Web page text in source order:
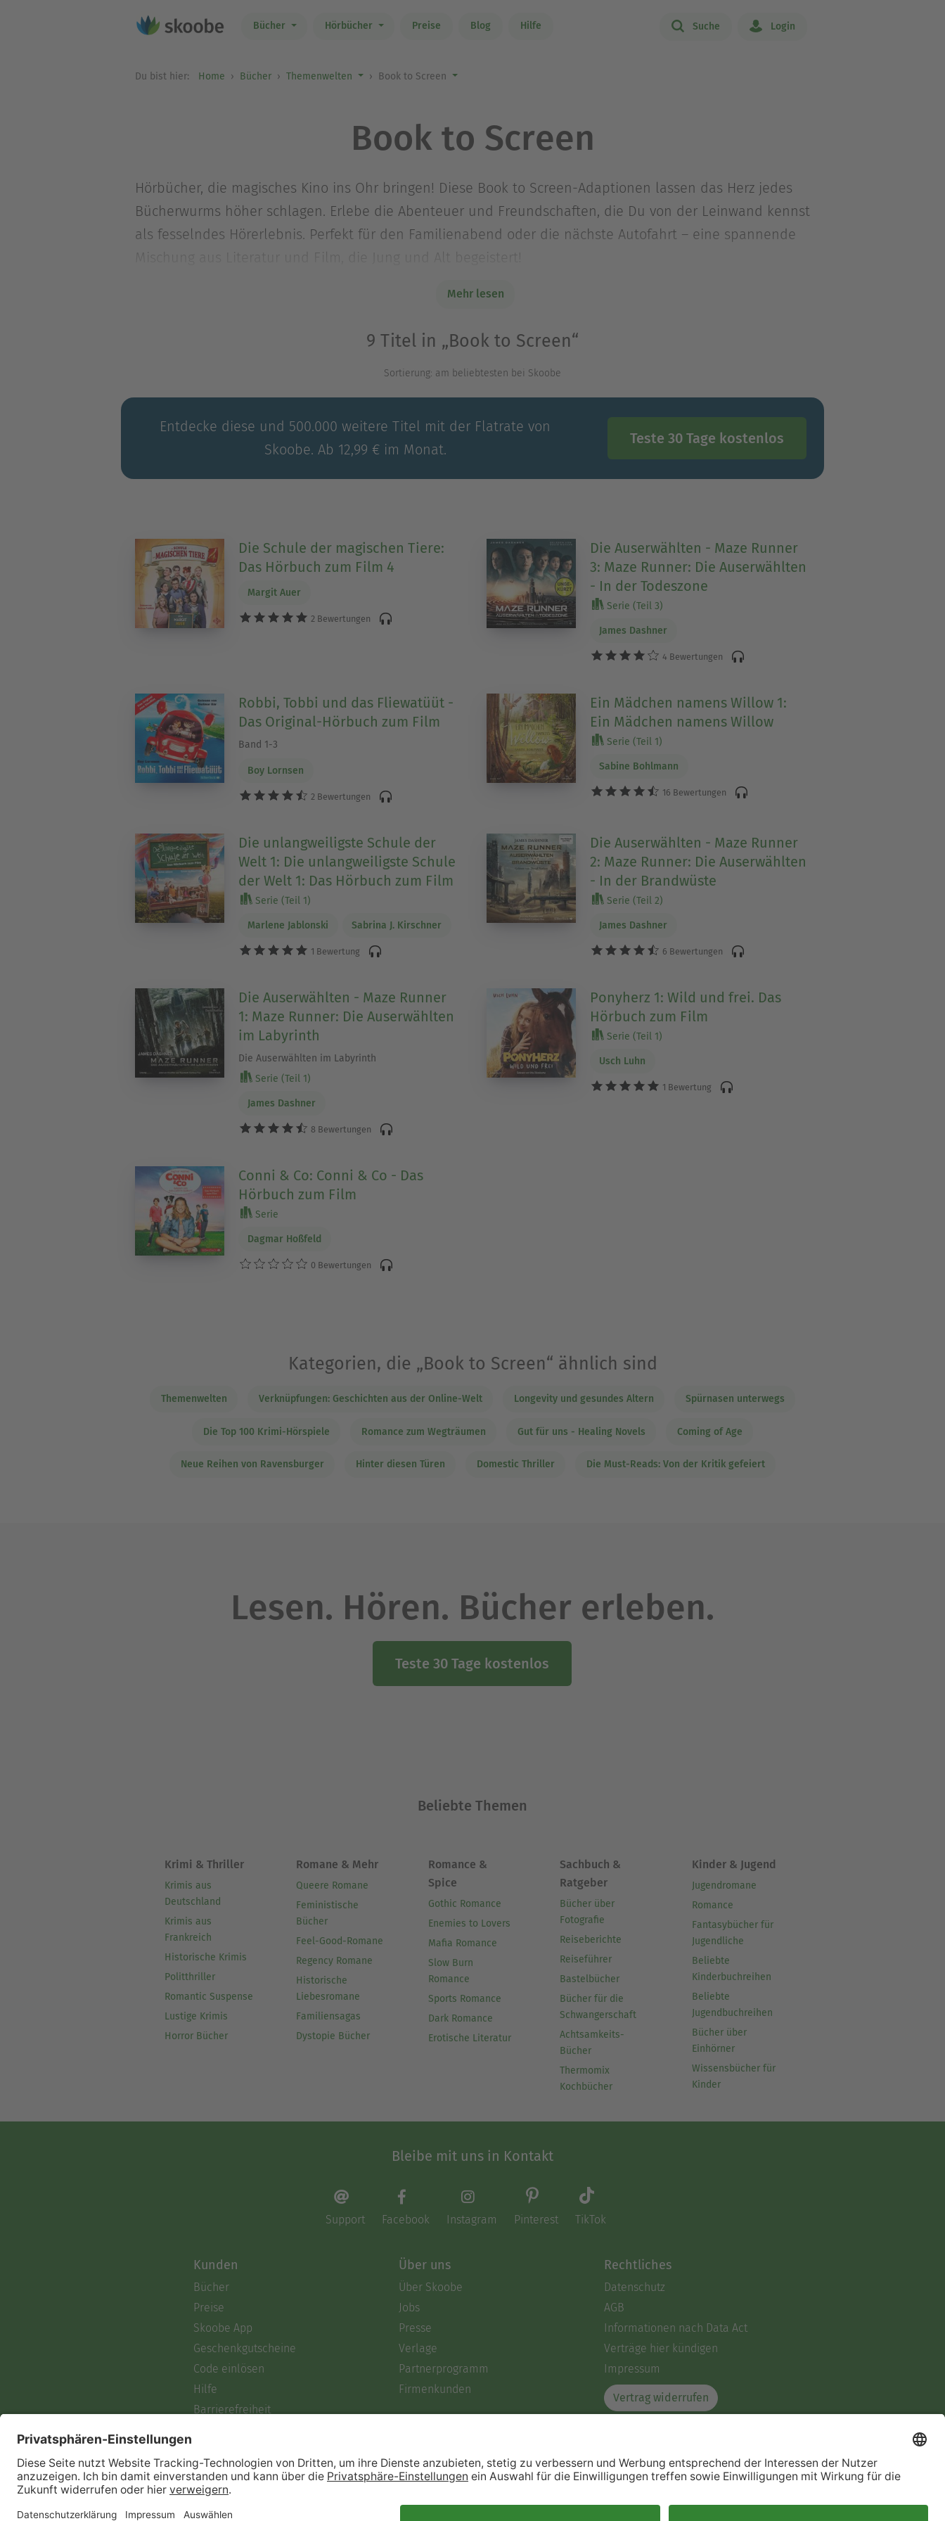
Bücher Hörbücher Preise Blog Hilfe Suche Login
Du bist hier: Home Bücher Themenwelten Book to Screen
Book to Screen
Hörbücher, die magisches Kino ins Ohr bringen! Diese Book to Screen-Adaptionen lassen das Herz jedes
Bücherwurms höher schlagen. Erlebe die Abenteuer und Freundschaften, die Du von der Leinwand kennst
als fesselndes Hörerlebnis. Perfekt für den Familienabend oder die nächste Autofahrt – eine spannende
Mischung aus Literatur und Film, die Jung und Alt begeistert!
Mehr lesen
Ausblenden
9 Titel in „Book to Screen“
Sortierung: am beliebtesten bei Skoobe
Entdecke diese und 500.000 weitere Titel mit der Flatrate von
Skoobe. Ab 12,99 € im Monat.
Teste 30 Tage kostenlos
Die Schule der magischen Tiere:
Das Hörbuch zum Film 4
Margit Auer
2 Bewertungen
Die Auserwählten - Maze Runner
3: Maze Runner: Die Auserwählten
- In der Todeszone
Serie (Teil 3)
James Dashner
4 Bewertungen
Robbi, Tobbi und das Fliewatüüt -
Das Original-Hörbuch zum Film
Band 1-3
Boy Lornsen
2 Bewertungen
Ein Mädchen namens Willow 1:
Ein Mädchen namens Willow
Serie (Teil 1)
Sabine Bohlmann
16 Bewertungen
Die unlangweiligste Schule der
Welt 1: Die unlangweiligste Schule
der Welt 1: Das Hörbuch zum Film
Serie (Teil 1)
Marlene Jablonski Sabrina J. Kirschner
1 Bewertung
Die Auserwählten - Maze Runner
2: Maze Runner: Die Auserwählten
- In der Brandwüste
Serie (Teil 2)
James Dashner
6 Bewertungen
Die Auserwählten - Maze Runner
1: Maze Runner: Die Auserwählten
im Labyrinth
Die Auserwählten im Labyrinth
Serie (Teil 1)
James Dashner
8 Bewertungen
Ponyherz 1: Wild und frei. Das
Hörbuch zum Film
Serie (Teil 1)
Usch Luhn
1 Bewertung
Conni & Co: Conni & Co - Das
Hörbuch zum Film
Serie
Dagmar Hoßfeld
0 Bewertungen
Kategorien, die „Book to Screen“ ähnlich sind
Themenwelten Verknüpfungen: Geschichten aus der Online-Welt Longevity und gesundes Altern Spürnasen unterwegs
Die Top 100 Krimi-Hörspiele Romance zum Wegträumen Gut für uns - Healing Novels Coming of Age
Neue Reihen von Ravensburger Hinter diesen Türen Domestic Thriller Die Must-Reads: Von der Kritik gefeiert
Lesen. Hören. Bücher erleben.
Teste 30 Tage kostenlos
Beliebte Themen
Krimi & Thriller
Krimis aus
Deutschland
Krimis aus
Frankreich
Historische Krimis
Politthriller
Romantic Suspense
Lustige Krimis
Horror Bücher
Romane & Mehr
Queere Romane
Feministische
Bücher
Feel-Good-Romane
Regency Romane
Historische
Liebesromane
Familiensagas
Dystopie Bücher
Romance &
Spice
Gothic Romance
Enemies to Lovers
Mafia Romance
Slow Burn
Romance
Sports Romance
Dark Romance
Erotische Literatur
Sachbuch &
Ratgeber
Bücher über
Fotografie
Reiseberichte
Reiseführer
Bastelbücher
Bücher für die
Schwangerschaft
Achtsamkeits-
Bücher
Thermomix
Kochbücher
Kinder & Jugend
Jugendromane
Romance
Fantasybücher für
Jugendliche
Beliebte
Kinderbuchreihen
Beliebte
Jugendbuchreihen
Bücher über
Einhörner
Wissensbücher für
Kinder
Bleibe mit uns in Kontakt
Support Facebook Instagram Pinterest TikTok
Kunden
Bücher
Preise
Skoobe App
Geschenkgutscheine
Code einlösen
Hilfe
Barrierefreiheit
Über uns
Über Skoobe
Jobs
Presse
Verlage
Partnerprogramm
Firmenkunden
Rechtliches
Datenschutz
AGB
Informationen nach Data Act
Verträge hier kündigen
Impressum
Vertrag widerrufen
Immer ein gutes Buch